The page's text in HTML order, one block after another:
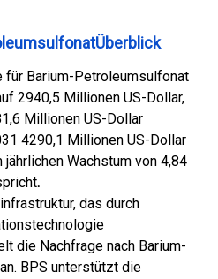
Barium-Petroleumsulfonat
2940,5 Millionen US-Dollar,
Millionen US-Dollar
4290,1 Millionen US-Dollar
Wachstum von 4,84
.
das durch
die Nachfrage nach Barium-
BPS unterstützt die